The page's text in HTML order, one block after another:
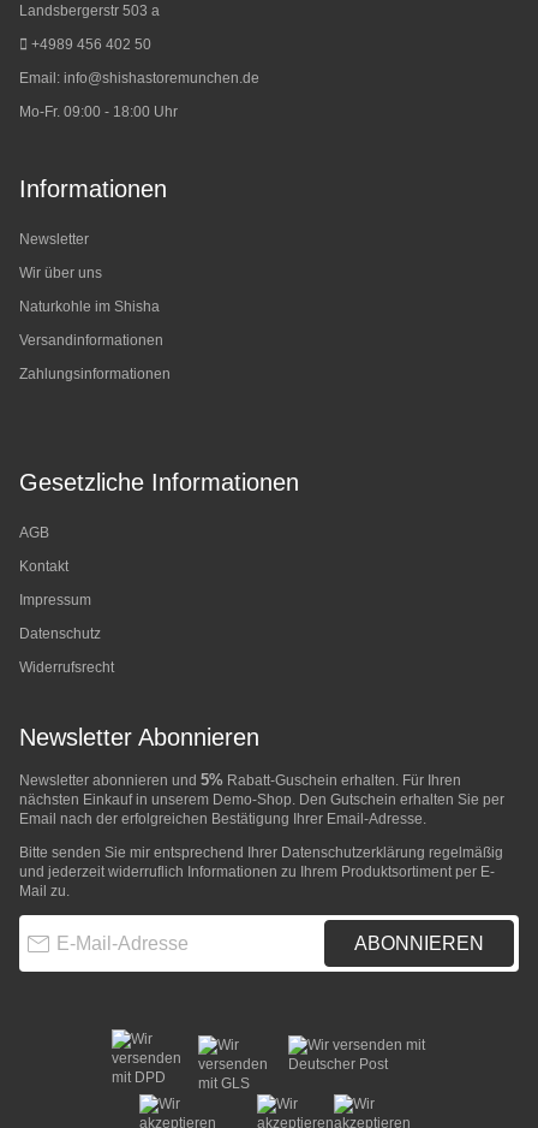
Landsbergerstr 503 a
+4989 456 402 50
Email: info@shishastoremunchen.de
Mo-Fr. 09:00 - 18:00 Uhr
Informationen
Newsletter
Wir über uns
Naturkohle im Shisha
Versandinformationen
Zahlungsinformationen
Gesetzliche Informationen
AGB
Kontakt
Impressum
Datenschutz
Widerrufsrecht
Newsletter Abonnieren
Newsletter abonnieren und 5% Rabatt-Guschein erhalten. Für Ihren
nächsten Einkauf in unserem Demo-Shop. Den Gutschein erhalten Sie per
Email nach der erfolgreichen Bestätigung Ihrer Email-Adresse.
Bitte senden Sie mir entsprechend Ihrer Datenschutzerklärung regelmäßig
und jederzeit widerruflich Informationen zu Ihrem Produktsortiment per E-
Mail zu.
ABONNIEREN